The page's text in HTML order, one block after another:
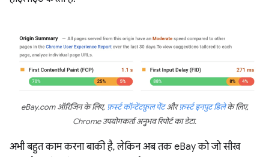
eBay.com ऑरिजिन के लिए, फ़र्स्ट कॉन्टेंटफ़ुल पेंटऔरफ़र्स्ट इनपुट डिलेके लिए,
Chrome उपयोगकर्ता अनुभव रिपोर्ट का डेटा.
अभी बहुत काम करना बाकी है, लेकिन अब तक eBay को जो सीख